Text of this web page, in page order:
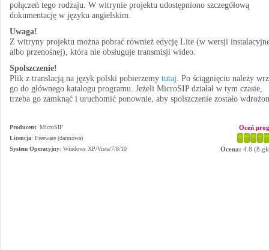
połączeń tego rodzaju. W witrynie projektu udostępniono szczegółową
dokumentację w języku angielskim.
Uwaga!
Z witryny projektu można pobrać również edycję Lite (w wersji
albo przenośnej), która nie obsługuje transmisji wideo.
Spolszczenie!
Plik z translacją na język polski pobierzemy tutaj. Po ściągnięciu należy
go do głównego katalogu programu. Jeżeli MicroSIP działał w tym czasie,
trzeba go zamknąć i uruchomić ponownie, aby spolszczenie zostało
Producent: MicroSIP
Licencja: Freeware (darmowa)
System Operacyjny: Windows XP/Vista/7/8/10
Oceń
Ocena: 4.8 (8